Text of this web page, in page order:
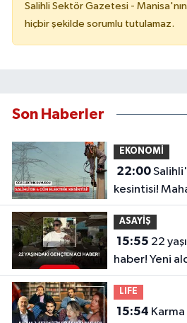
Salihli Sektör Gazetesi -
hiçbir şekilde sorumlu tutulamaz.
Son Haberler
EKONOMİ
22:00Salihli'de 4 gün elektrik
kesintisi!
ASAYİŞ
15:55
haber! Yeni
oldu
LIFE
15:54